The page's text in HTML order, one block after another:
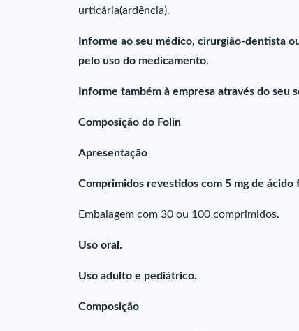
urticária(ardência).
Informe ao seu médico, cirurgião-dentista
pelo uso do medicamento.
Informe também à empresa através do seu
Composição do Folin
Apresentação
Comprimidos revestidos com 5 mg de ácido
Embalagem com 30 ou 100 comprimidos.
Uso oral.
Uso adulto e pediátrico.
Composição